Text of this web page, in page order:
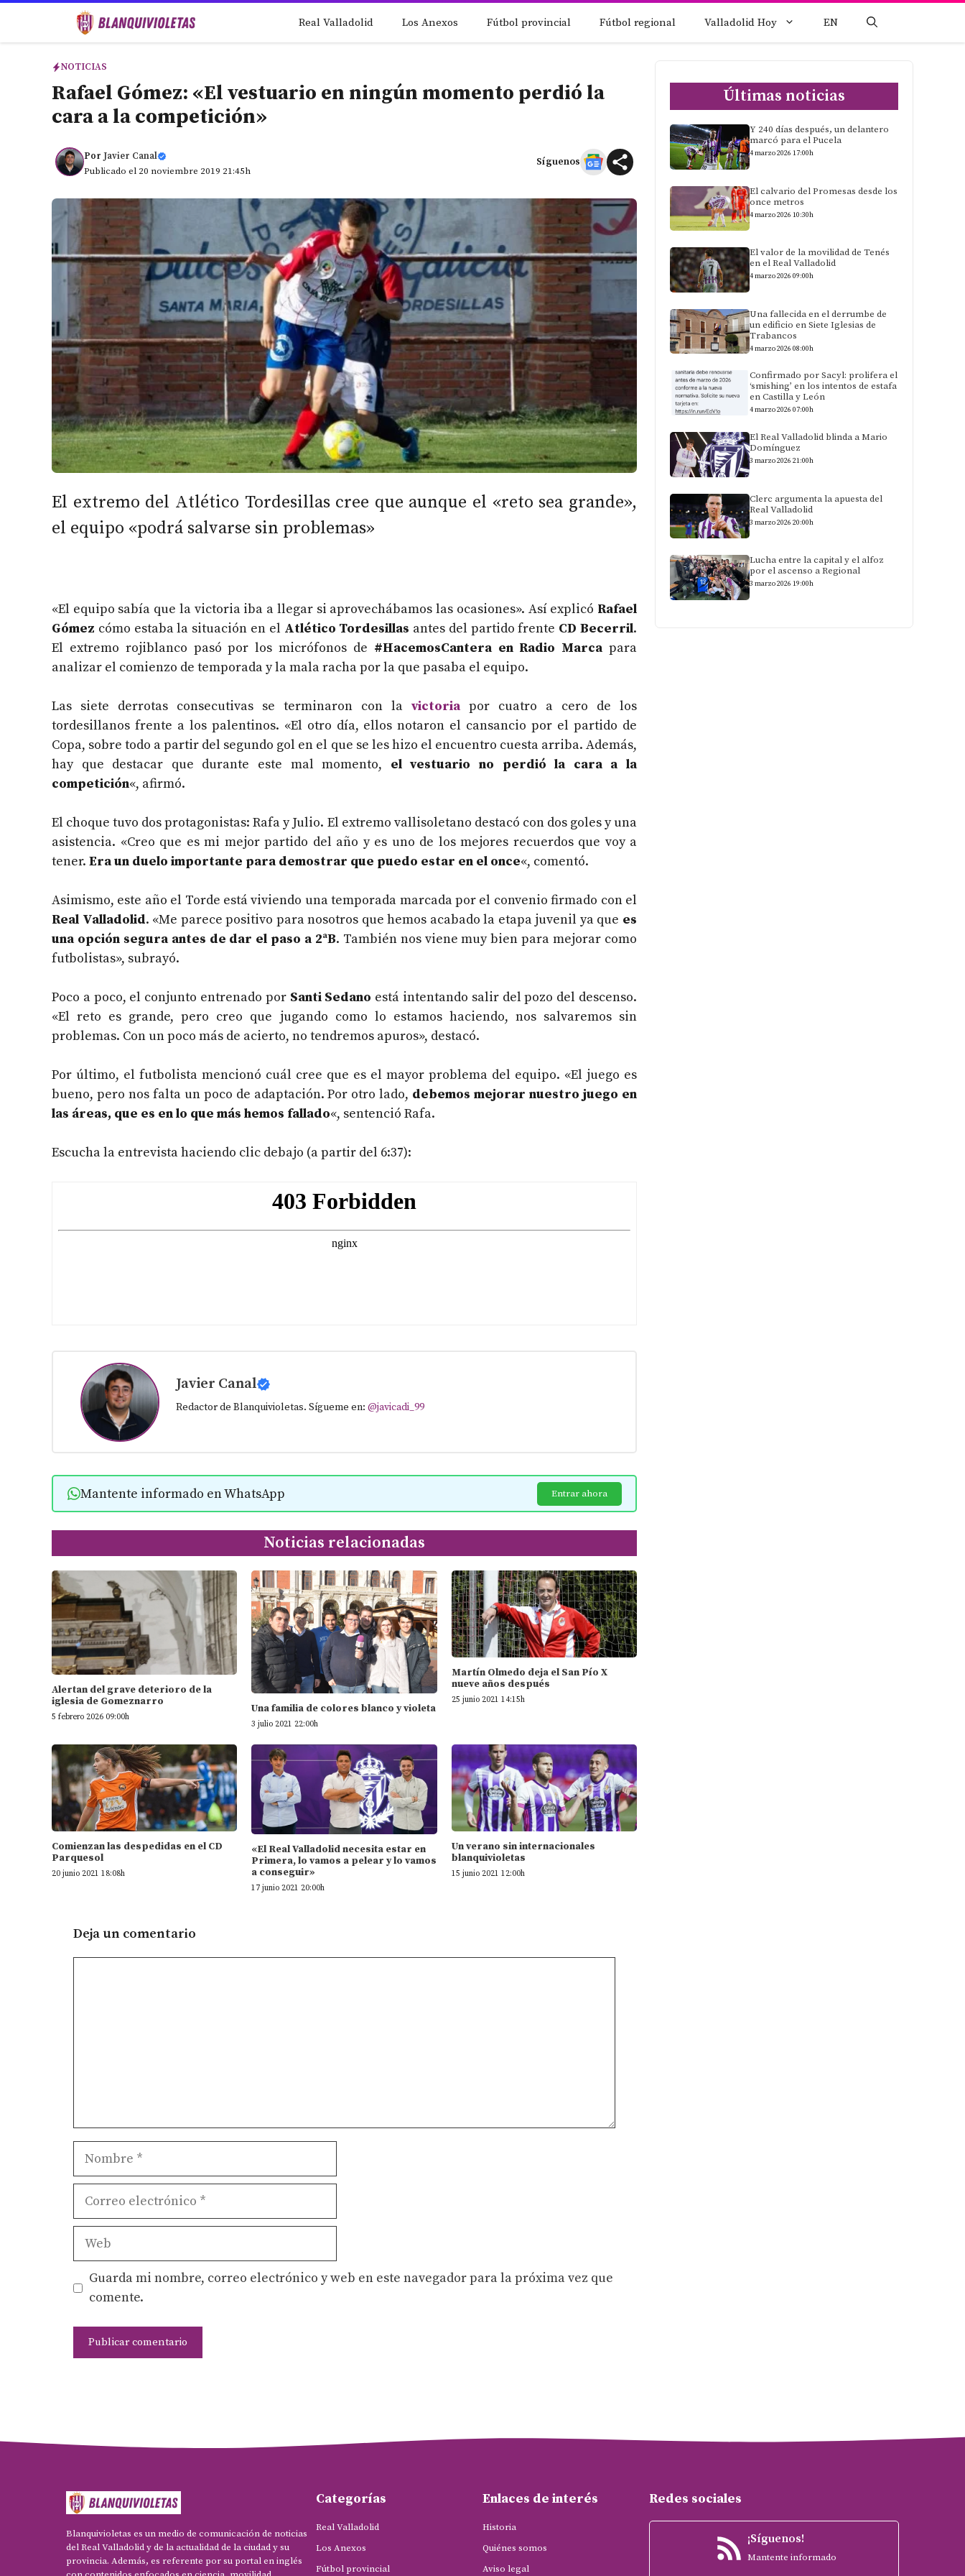
Real Valladolid Los Anexos Fútbol provincial Fútbol regional Valladolid Hoy EN
NOTICIAS
Rafael Gómez: «El vestuario en ningún momento perdió la
cara a la competición»
Por Javier Canal
Publicado el 20 noviembre 2019 21:45h
Síguenos
El extremo del Atlético Tordesillas cree que aunque el «reto sea grande»,
el equipo «podrá salvarse sin problemas»
«El equipo sabía que la victoria iba a llegar si aprovechábamos las ocasiones». Así explicó Rafael
Gómez cómo estaba la situación en el Atlético Tordesillas antes del partido frente CD Becerril.
El extremo rojiblanco pasó por los micrófonos de #HacemosCantera en Radio Marca para
analizar el comienzo de temporada y la mala racha por la que pasaba el equipo.
Las siete derrotas consecutivas se terminaron con la victoria por cuatro a cero de los
tordesillanos frente a los palentinos. «El otro día, ellos notaron el cansancio por el partido de
Copa, sobre todo a partir del segundo gol en el que se les hizo el encuentro cuesta arriba. Además,
hay que destacar que durante este mal momento, elvestuario no perdió la cara a la
competición«, afirmó.
El choque tuvo dos protagonistas: Rafa y Julio. El extremo vallisoletano destacó con dos goles y una
asistencia. «Creo que es mi mejor partido del año y es uno de los mejores recuerdos que voy a
tener. Era un duelo importante para demostrar que puedo estar en el once«, comentó.
Asimismo, este año el Torde está viviendo una temporada marcada por el convenio firmado con el
Real Valladolid. «Me parece positivo para nosotros que hemos acabado la etapa juvenil ya que es
una opción segura antes de dar el paso a 2ªB. También nos viene muy bien para mejorar como
futbolistas», subrayó.
Poco a poco, el conjunto entrenado por Santi Sedano está intentando salir del pozo del descenso.
«El reto es grande, pero creo que jugando como lo estamos haciendo, nos salvaremos sin
problemas. Con un poco más de acierto, no tendremos apuros», destacó.
Por último, el futbolista mencionó cuál cree que es el mayor problema del equipo. «El juego es
bueno, pero nos falta un poco de adaptación. Por otro lado, debemos mejorar nuestro juego en
las áreas, que es en lo que más hemos fallado«, sentenció Rafa.
Escucha la entrevista haciendo clic debajo (a partir del 6:37):
Javier Canal
Redactor de Blanquivioletas. Sígueme en: @javicadi_99
Mantente informado en WhatsApp Entrar ahora
Noticias relacionadas
Alertan del grave deterioro de la
iglesia de Gomeznarro
5 febrero 2026 09:00h
Una familia de colores blanco y violeta
3 julio 2021 22:00h
Martín Olmedo deja el San Pío X
nueve años después
25 junio 2021 14:15h
Comienzan las despedidas en el CD
Parquesol
20 junio 2021 18:08h
«El Real Valladolid necesita estar en
Primera, lo vamos a pelear y lo vamos
a conseguir»
17 junio 2021 20:00h
Un verano sin internacionales
blanquivioletas
15 junio 2021 12:00h
Deja un comentario
Nombre
Correo
Web
Guarda mi nombre, correo electrónico y web en este navegador para la próxima vez que
comente.
Últimas noticias
Y 240 días después, un delantero
marcó para el Pucela
4 marzo 2026 17:00h
El calvario del Promesas desde los
once metros
4 marzo 2026 10:30h
El valor de la movilidad de Tenés
en el Real Valladolid
4 marzo 2026 09:00h
Una fallecida en el derrumbe de
un edificio en Siete Iglesias de
Trabancos
4 marzo 2026 08:00h
Confirmado por Sacyl: prolifera el
‘smishing’ en los intentos de estafa
en Castilla y León
4 marzo 2026 07:00h
El Real Valladolid blinda a Mario
Domínguez
3 marzo 2026 21:00h
Clerc argumenta la apuesta del
Real Valladolid
3 marzo 2026 20:00h
Lucha entre la capital y el alfoz
por el ascenso a Regional
3 marzo 2026 19:00h
Blanquivioletas es un medio de comunicación de noticias
del Real Valladolid y de la actualidad de la ciudad y su
provincia. Además, es referente por su portal en inglés
Categorías
Real Valladolid
Los Anexos
Fútbol provincial
Enlaces de interés
Historia
Quiénes somos
Aviso legal
Redes sociales
¡Síguenos!
Mantente informado